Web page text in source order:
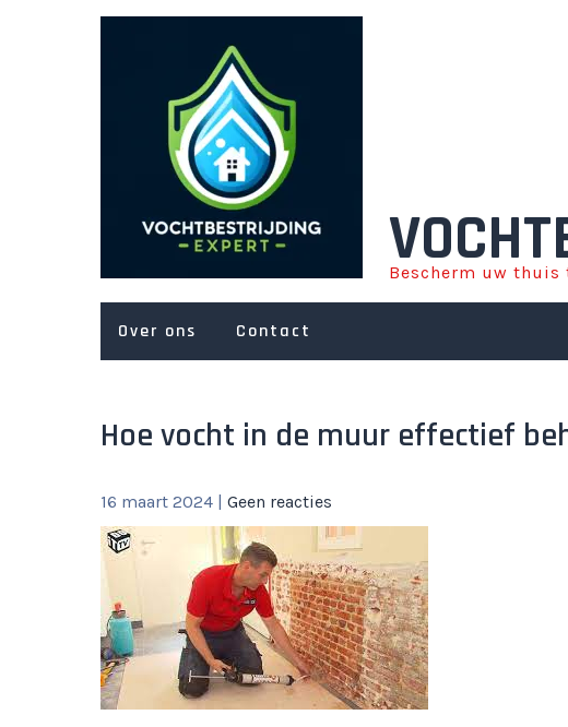
Bescherm uw thuis
Over ons Contact
Hoe vocht in de muur effectief
16 maart 2024 | Geen reacties